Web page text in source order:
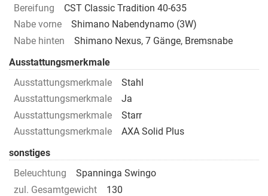
Bereifung
CST Classic Tradition 40-635
Nabe vorne
Shimano Nabendynamo (3W)
Nabe hinten
Shimano Nexus, 7 Gänge, Bremsnabe
Ausstattungsmerkmale
Ausstattungsmerkmale
Stahl
Ausstattungsmerkmale
Ja
Ausstattungsmerkmale
Starr
Ausstattungsmerkmale
AXA Solid Plus
sonstiges
Beleuchtung
Spanninga Swingo
zul. Gesamtgewicht
130